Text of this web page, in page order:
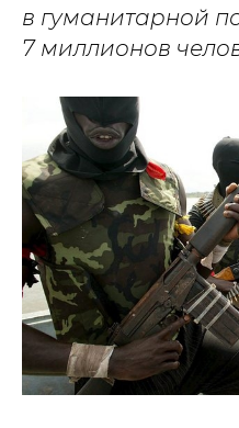
в гуманитарной
7 миллионов